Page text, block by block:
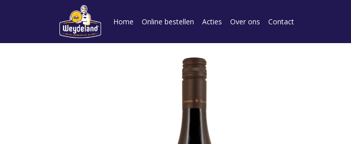
Home Online bestellen Acties Over ons Contact